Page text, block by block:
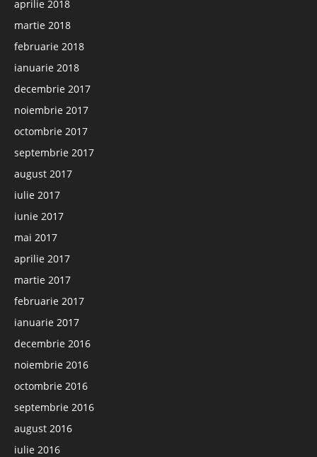
aprilie 2018
martie 2018
februarie 2018
ianuarie 2018
decembrie 2017
noiembrie 2017
octombrie 2017
septembrie 2017
august 2017
iulie 2017
iunie 2017
mai 2017
aprilie 2017
martie 2017
februarie 2017
ianuarie 2017
decembrie 2016
noiembrie 2016
octombrie 2016
septembrie 2016
august 2016
iulie 2016